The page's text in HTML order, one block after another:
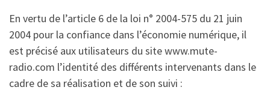
En vertu de l’article 6 de la loi n° 2004-575 du 21 juin
2004 pour la confiance dans l’économie numérique, il
est précisé aux utilisateurs du site www.mute-
radio.com l’identité des différents intervenants dans le
cadre de sa réalisation et de son suivi :